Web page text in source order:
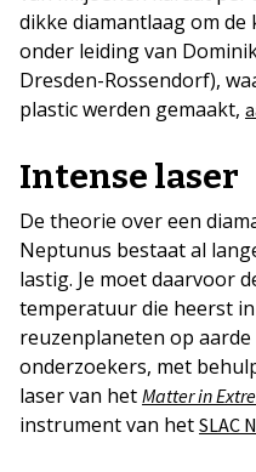
dikke diamantlaag om
onder leiding van
Dresden-Rossendorf),
plastic werden gemaakt,
Intense laser
De theorie over een
Neptunus bestaat al
lastig. Je moet daarvoor
temperatuur die heerst
reuzenplaneten op
onderzoekers, met
laser van het Matter in
instrument van het SLAC